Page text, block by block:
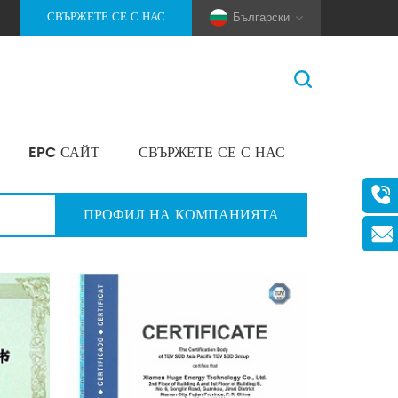
Български
СВЪРЖЕТЕ СЕ С НАС
EPC САЙТ СВЪРЖЕТЕ СЕ С НАС
У Дома > Удостоверение
ПРОФИЛ НА КОМПАНИЯТА